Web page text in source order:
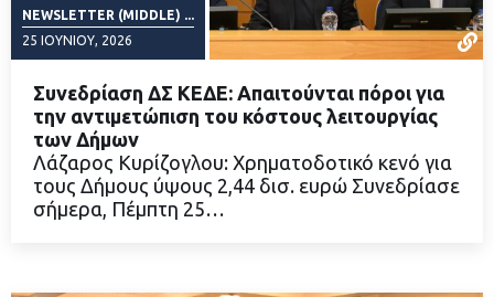
NEWSLETTER (MIDDLE) ...
25 ΙΟΥΝΊΟΥ, 2026
ΔΙΑΒΑΣΤΕ ΠΕΡΙΣΣΟΤΕΡΑ
Συνεδρίαση ΔΣ ΚΕΔΕ: Απαιτούνται πόροι για
την αντιμετώπιση του κόστους λειτουργίας
των Δήμων
Λάζαρος Κυρίζογλου: Χρηματοδοτικό κενό για
τους Δήμους ύψους 2,44 δισ. ευρώ Συνεδρίασε
σήμερα, Πέμπτη 25…